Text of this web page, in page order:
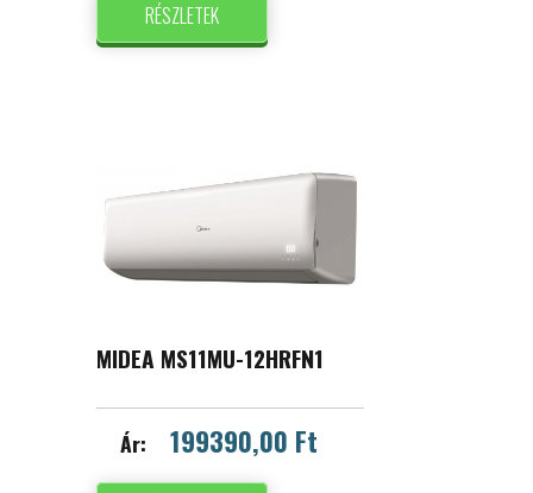
RÉSZLETEK
MIDEA MS11MU-12HRFN1
Ár: 199390,00 Ft